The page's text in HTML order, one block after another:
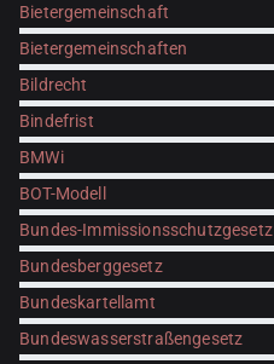
Bietergemeinschaft
Bietergemeinschaften
Bildrecht
Bindefrist
BMWi
BOT-Modell
Bundes-Immissionsschutzgesetz
Bundesberggesetz
Bundeskartellamt
Bundeswasserstraßengesetz